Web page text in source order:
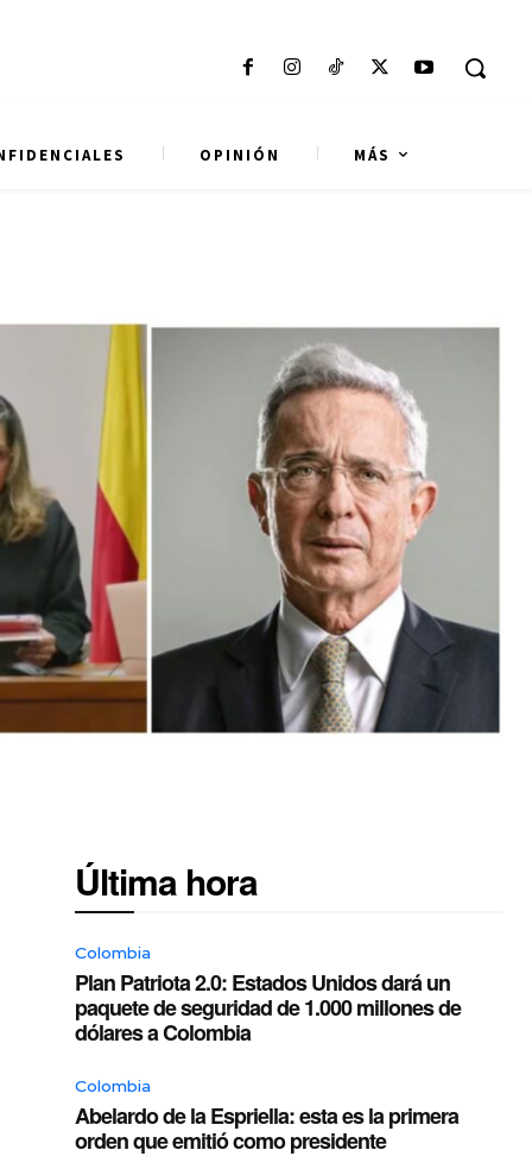
OPINIÓN MÁS
Última hora
Colombia
Plan Patriota 2.0: Estados Unidos dará un
paquete de seguridad de 1.000 millones de
dólares a Colombia
Colombia
Abelardo de la Espriella: esta es la primera
orden que emitió como presidente